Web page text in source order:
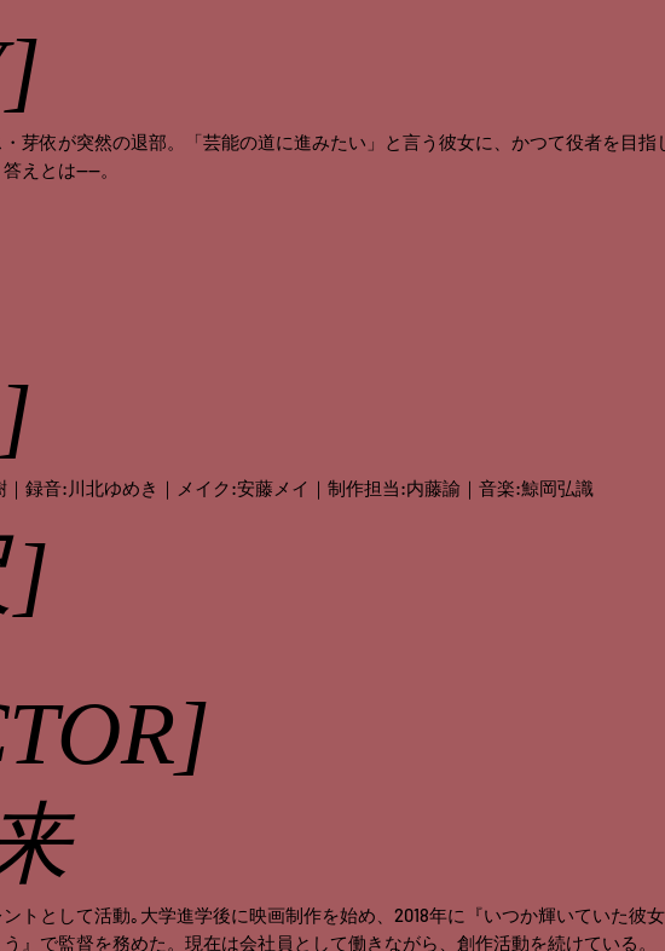
芽依が突然の退部。「芸能の道に進みたい」と言う彼女に、かつて役者を目
えとは——。
録音:川北ゆめき｜メイク:安藤メイ｜制作担当:内藤諭｜音楽:鯨岡弘識
]
トとして活動｡大学進学後に映画制作を始め、2018年に『いつか輝いていた彼女
』で監督を務めた。現在は会社員として働きながら、創作活動を続けている。